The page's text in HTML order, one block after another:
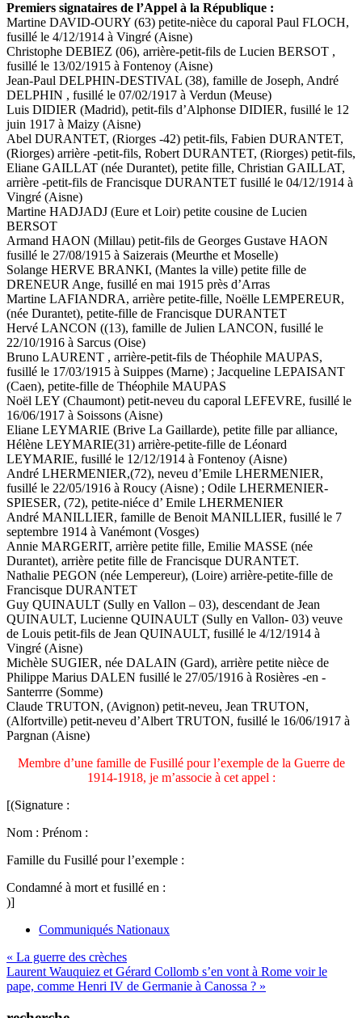
Premiers signataires de l’Appel à la République :
Martine DAVID-OURY (63) petite-nièce du caporal Paul FLOCH,
fusillé le 4/12/1914 à Vingré (Aisne)
Christophe DEBIEZ (06), arrière-petit-fils de Lucien BERSOT ,
fusillé le 13/02/1915 à Fontenoy (Aisne)
Jean-Paul DELPHIN-DESTIVAL (38), famille de Joseph, André
DELPHIN , fusillé le 07/02/1917 à Verdun (Meuse)
Luis DIDIER (Madrid), petit-fils d’Alphonse DIDIER, fusillé le 12
juin 1917 à Maizy (Aisne)
Abel DURANTET, (Riorges -42) petit-fils, Fabien DURANTET,
(Riorges) arrière -petit-fils, Robert DURANTET, (Riorges) petit-fils,
Eliane GAILLAT (née Durantet), petite fille, Christian GAILLAT,
arrière -petit-fils de Francisque DURANTET fusillé le 04/12/1914 à
Vingré (Aisne)
Martine HADJADJ (Eure et Loir) petite cousine de Lucien
BERSOT
Armand HAON (Millau) petit-fils de Georges Gustave HAON
fusillé le 27/08/1915 à Saizerais (Meurthe et Moselle)
Solange HERVE BRANKI, (Mantes la ville) petite fille de
DRENEUR Ange, fusillé en mai 1915 près d’Arras
Martine LAFIANDRA, arrière petite-fille, Noëlle LEMPEREUR,
(née Durantet), petite-fille de Francisque DURANTET
Hervé LANCON ((13), famille de Julien LANCON, fusillé le
22/10/1916 à Sarcus (Oise)
Bruno LAURENT , arrière-petit-fils de Théophile MAUPAS,
fusillé le 17/03/1915 à Suippes (Marne) ; Jacqueline LEPAISANT
(Caen), petite-fille de Théophile MAUPAS
Noël LEY (Chaumont) petit-neveu du caporal LEFEVRE, fusillé le
16/06/1917 à Soissons (Aisne)
Eliane LEYMARIE (Brive La Gaillarde), petite fille par alliance,
Hélène LEYMARIE(31) arrière-petite-fille de Léonard
LEYMARIE, fusillé le 12/12/1914 à Fontenoy (Aisne)
André LHERMENIER,(72), neveu d’Emile LHERMENIER,
fusillé le 22/05/1916 à Roucy (Aisne) ; Odile LHERMENIER-
SPIESER, (72), petite-niéce d’ Emile LHERMENIER
André MANILLIER, famille de Benoit MANILLIER, fusillé le 7
septembre 1914 à Vanémont (Vosges)
Annie MARGERIT, arrière petite fille, Emilie MASSE (née
Durantet), arrière petite fille de Francisque DURANTET.
Nathalie PEGON (née Lempereur), (Loire) arrière-petite-fille de
Francisque DURANTET
Guy QUINAULT (Sully en Vallon – 03), descendant de Jean
QUINAULT, Lucienne QUINAULT (Sully en Vallon- 03) veuve
de Louis petit-fils de Jean QUINAULT, fusillé le 4/12/1914 à
Vingré (Aisne)
Michèle SUGIER, née DALAIN (Gard), arrière petite nièce de
Philippe Marius DALEN fusillé le 27/05/1916 à Rosières -en -
Santerrre (Somme)
Claude TRUTON, (Avignon) petit-neveu, Jean TRUTON,
(Alfortville) petit-neveu d’Albert TRUTON, fusillé le 16/06/1917 à
Pargnan (Aisne)
Membre d’une famille de Fusillé pour l’exemple de la Guerre de
1914-1918, je m’associe à cet appel :
[(Signature :
Nom : Prénom :
Famille du Fusillé pour l’exemple :
Condamné à mort et fusillé en :
)]
Communiqués Nationaux
Navigation
de
« La guerre des crèches
Laurent Wauquiez et Gérard Collomb s’en vont à Rome voir le
pape, comme Henri IV de Germanie à Canossa ? »